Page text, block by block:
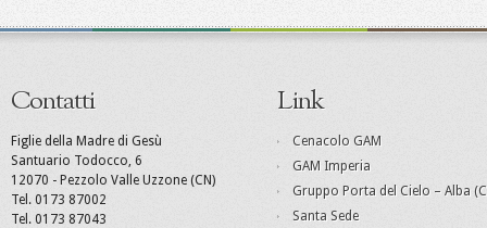
Contatti
Figlie della Madre di Gesù
Santuario Todocco, 6
12070 - Pezzolo Valle Uzzone (CN)
Tel. 0173 87002
Tel. 0173 87043
Link
Cenacolo GAM
GAM Imperia
Gruppo Porta del Cielo – Alba
Santa Sede